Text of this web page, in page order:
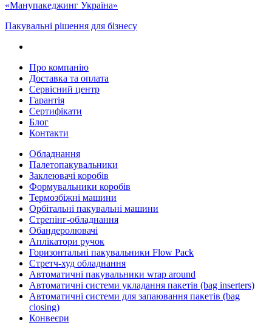
Пакувальні рішення для бізнесу
Про компанію
Доставка та оплата
Сервісний центр
Гарантія
Сертифікати
Блог
Контакти
Обладнання
Палетопакувальники
Заклеювачі коробів
Формувальники коробів
Термозбіжні машини
Орбітальні пакувальні машини
Стрепінг-обладнання
Обандеролювачі
Аплікатори ручок
Горизонтальні пакувальники Flow Pack
Стретч-худ обладнання
Автоматичні пакувальники wrap around
Автоматичні системи укладання пакетів (bag inserters)
Автоматичні системи для запаювання пакетів (bag
closing)
Конвеєри